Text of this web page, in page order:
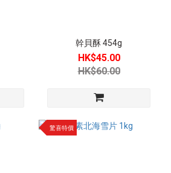
幹貝酥 454g
HK$45.00
HK$60.00
驚喜特價